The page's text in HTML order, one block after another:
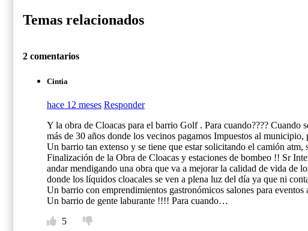
Temas relacionados
2 comentarios
Cintia
hace 12 meses Responder
Y la obra de Cloacas para el barrio Golf . Para cuando???? Cuando
más de 30 años donde los vecinos pagamos Impuestos al
Un barrio tan extenso y se tiene que estar solicitando el camión atm,
Finalización de la Obra de Cloacas y estaciones de bombeo !! Sr
andar mendigando una obra que va a mejorar la calidad de vida de
donde los líquidos cloacales se ven a plena luz del día ya que ni
Un barrio con emprendimientos gastronómicos salones para eventos
Un barrio de gente laburante !!!! Para cuando…
5